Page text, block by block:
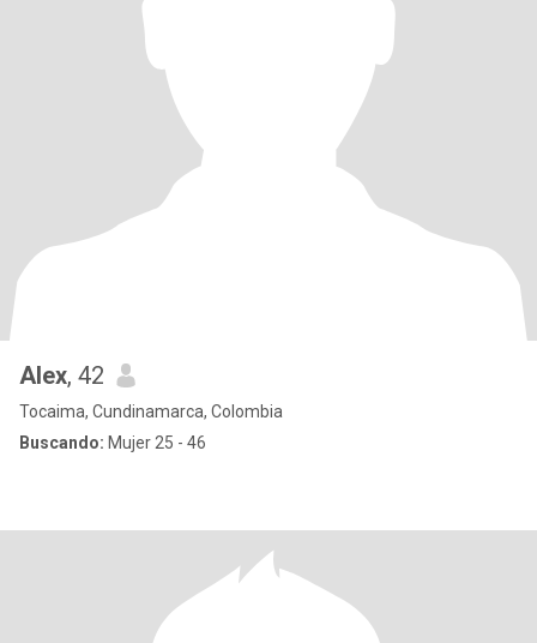
Alex, 42
Tocaima, Cundinamarca, Colombia
Buscando: Mujer 25 - 46